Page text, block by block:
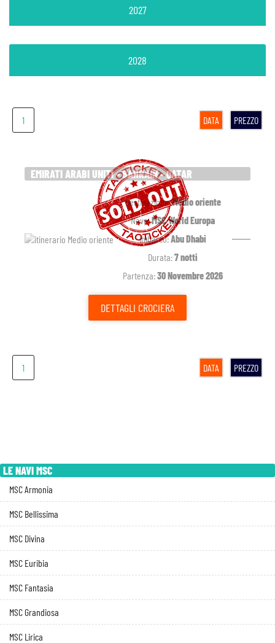
1 DATA PREZZO
EMIRATI ARABI UNITI - BAHRAIN - QATAR
Destinazione:Medio oriente
Nave:MSC World Europa
Imbarco:Abu Dhabi
Durata:7 notti
Partenza:30 Novembre 2026
DETTAGLI CROCIERA
1 DATA PREZZO
2027
2028
LE NAVI MSC
MSC Armonia
MSC Bellissima
MSC Divina
MSC Euribia
MSC Fantasia
MSC Grandiosa
MSC Lirica